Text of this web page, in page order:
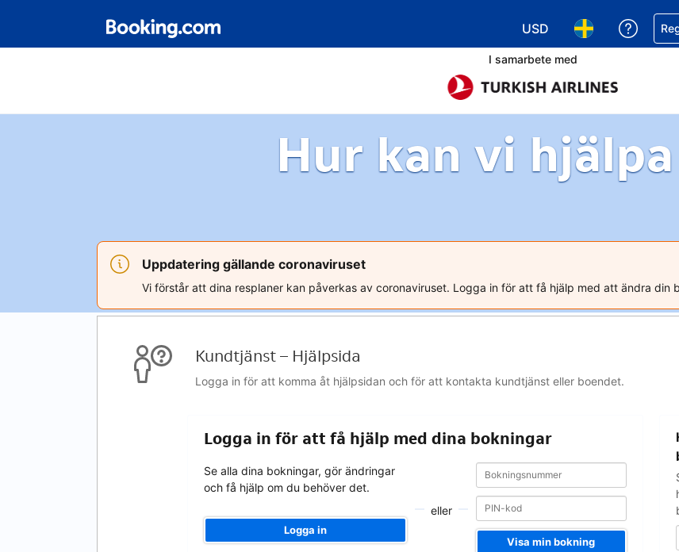
USD
Välj valuta. DinVälj språk. Ditt
Få
I samarbete med
Hur kan vi
Uppdatering gällande coronaviruset
Vi förstår att dina resplaner kan påverkas av coronaviruset. Logga in för att få hjälp med att ändra din
Kundtjänst – Hjälpsida
Logga in för att komma åt hjälpsidan och för att kontakta kundtjänst eller boendet.
Logga in för att få hjälp med dina bokningar
Se alla dina bokningar, gör ändringar
och få hjälp om du behöver det.
Logga in
eller
Bokningsnummer
Bokningsnummer
Visa min bokning